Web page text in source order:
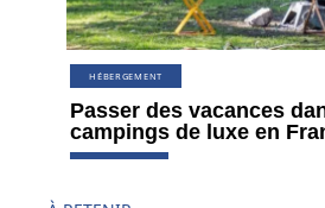
HÉBERGEMENT
Passer des vacances
campings de luxe en